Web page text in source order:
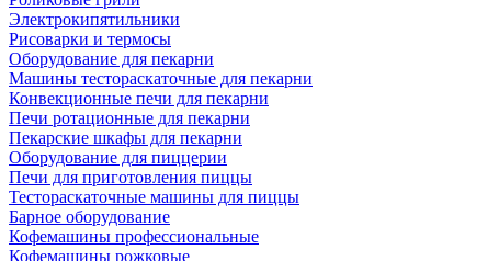
Электрокипятильники
Рисоварки и термосы
Оборудование для пекарни
Машины тестораскаточные для пекарни
Конвекционные печи для пекарни
Печи ротационные для пекарни
Пекарские шкафы для пекарни
Оборудование для пиццерии
Печи для приготовления пиццы
Тестораскаточные машины для пиццы
Барное оборудование
Кофемашины профессиональные
Кофемашины рожковые